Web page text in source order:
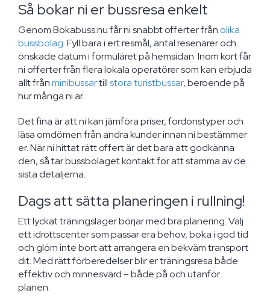
Så bokar ni er bussresa enkelt
Genom Bokabuss.nu får ni snabbt offerter från olika
bussbolag. Fyll bara i ert resmål, antal resenärer och
önskade datum i formuläret på hemsidan. Inom kort får
ni offerter från flera lokala operatörer som kan erbjuda
allt frånminibussartillstora turistbussar, beroende på
hur många ni är.
Det fina är att ni kan jämföra priser, fordonstyper och
läsa omdömen från andra kunder innan ni bestämmer
er. När ni hittat rätt offert är det bara att godkänna
den, så tar bussbolaget kontakt för att stämma av de
sista detaljerna.
Dags att sätta planeringen i rullning!
Ett lyckat träningsläger börjar med bra planering. Välj
ett idrottscenter som passar era behov, boka i god tid
och glöm inte bort att arrangera en bekväm transport
dit. Med rätt förberedelser blir er träningsresa både
effektiv och minnesvärd – både på och utanför
planen.